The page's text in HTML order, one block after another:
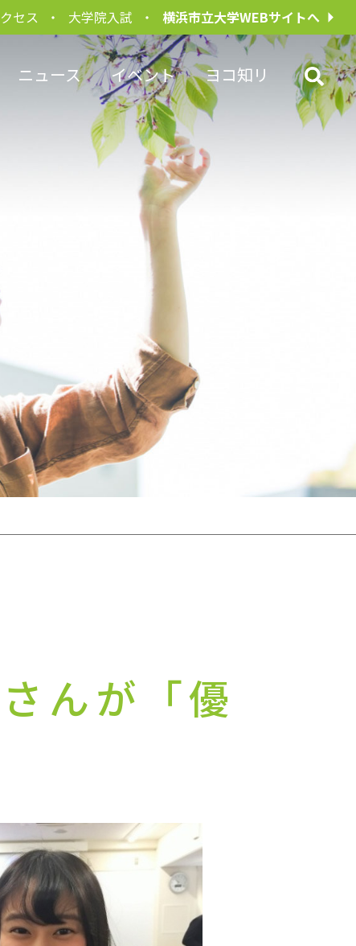
セス 大学院入試 横浜市立大学WEBサイトへ
ニュース イベント ヨコ知リ
んが「優